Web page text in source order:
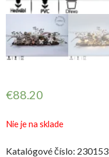
€88.20
Nie je na sklade
Katalógové číslo: 230153